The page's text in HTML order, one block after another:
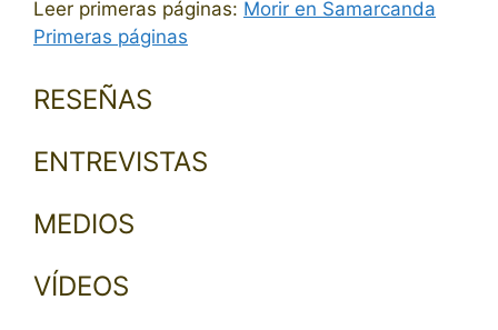
Leer primeras páginas: Morir en Samarcanda
Primeras páginas
RESEÑAS
ENTREVISTAS
MEDIOS
VÍDEOS